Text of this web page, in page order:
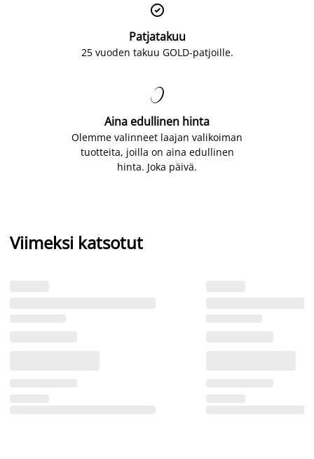

Patjatakuu
25 vuoden takuu GOLD-patjoille.

Aina edullinen hinta
Olemme valinneet laajan valikoiman
tuotteita, joilla on aina edullinen
hinta. Joka päivä.
Viimeksi katsotut